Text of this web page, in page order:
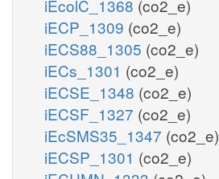
iEcolC_1368 (co2_e)
iECP_1309 (co2_e)
iECS88_1305 (co2_e)
iECs_1301 (co2_e)
iECSE_1348 (co2_e)
iECSF_1327 (co2_e)
iEcSMS35_1347 (co2_e)
iECSP_1301 (co2_e)